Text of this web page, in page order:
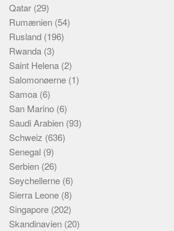
Qatar (29)
Rumænien (54)
Rusland (196)
Rwanda (3)
Saint Helena (2)
Salomonøerne (1)
Samoa (6)
San Marino (6)
Saudi Arabien (93)
Schweiz (636)
Senegal (9)
Serbien (26)
Seychellerne (6)
Sierra Leone (8)
Singapore (202)
Skandinavien (20)